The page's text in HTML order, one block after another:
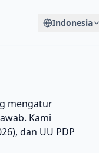
Indonesia
mengatur
Kami
dan UU PDP